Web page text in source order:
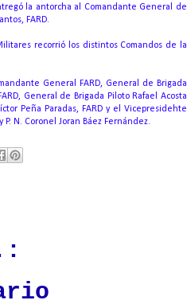
la antorcha al Comandante General de
FARD.
recorrió los distintos Comandos de la
General FARD, General de Brigada
General de Brigada Piloto Rafael Acosta
Peña Paradas, FARD y el Vicepresidehte
N. Coronel Joran Báez Fernández.